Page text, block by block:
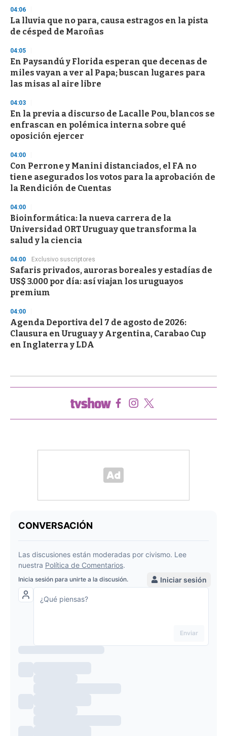
3
s
e
c
n
d
04:06
La lluvia que no para, causa estragos en la pista
de césped de Maroñas
04:05
En Paysandú y Florida esperan que decenas de
miles vayan a ver al Papa; buscan lugares para
las misas al aire libre
04:03
En la previa a discurso de Lacalle Pou, blancos se
enfrascan en polémica interna sobre qué
oposición ejercer
04:00
Con Perrone y Manini distanciados, el FA no
tiene asegurados los votos para la aprobación de
la Rendición de Cuentas
04:00
Bioinformática: la nueva carrera de la
Universidad ORT Uruguay que transforma la
salud y la ciencia
04:00 Exclusivo suscriptores
Safaris privados, auroras boreales y estadías de
US$ 3.000 por día: así viajan los uruguayos
premium
04:00
Agenda Deportiva del 7 de agosto de 2026:
Clausura en Uruguay y Argentina, Carabao Cup
en Inglaterra y LDA